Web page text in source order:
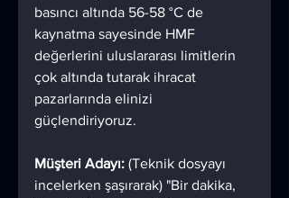
basıncı altında 56-58 °C de
kaynatma sayesinde HMF
değerlerini uluslararası limitlerin
çok altında tutarak ihracat
pazarlarında elinizi
güçlendiriyoruz.
Müşteri Adayı: (Teknik dosyayı
incelerken şaşırarak) "Bir dakika,